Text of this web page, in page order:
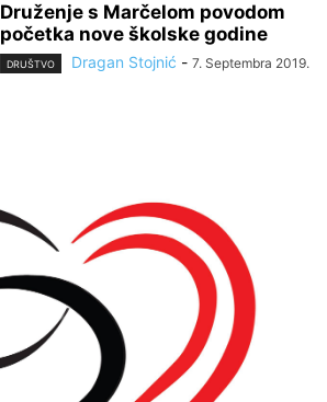
Druženje s Marčelom povodom
početka nove školske godine
DRUŠTVO Dragan Stojnić - 7. Septembra 2019.